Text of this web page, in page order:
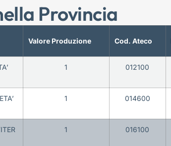
Provincia
Valore Produzione Cod. Ateco
1 012100
1 014600
1 016100